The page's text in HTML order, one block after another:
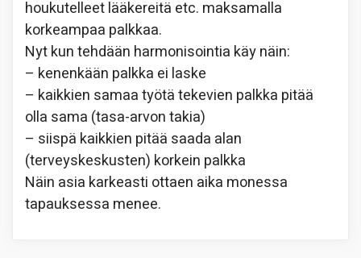
houkutelleet lääkereitä etc. maksamalla
korkeampaa palkkaa.
Nyt kun tehdään harmonisointia käy näin:
– kenenkään palkka ei laske
– kaikkien samaa työtä tekevien palkka pitää
olla sama (tasa-arvon takia)
– siispä kaikkien pitää saada alan
(terveyskeskusten) korkein palkka
Näin asia karkeasti ottaen aika monessa
tapauksessa menee.